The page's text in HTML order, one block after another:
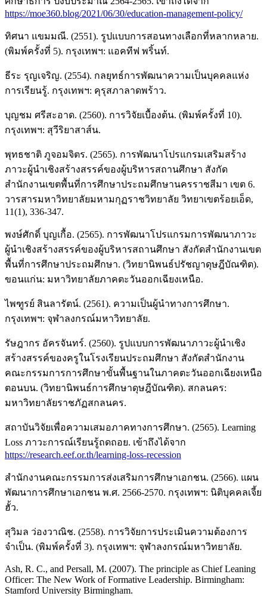
https://moe360.blog/2021/06/30/education-management-policy/
ทิศนา แขมมณี. (2551). รูปแบบการสอนทางเลือกที่หลากหลาย.
(พิมพ์ครั้งที่ 5). กรุงเทพฯ: แอคทีฟ พริ้นท์.
ธีระ รุญเจริญ. (2554). กลยุทธ์การพัฒนาความเป็นบุคคลแห่ง
การเรียนรู้. กรุงเทพฯ: คุรุสภาลาดพร้าว.
บุญชม ศรีสะอาด. (2560). การวิจัยเบื้องต้น. (พิมพ์ครั้งที่ 10).
กรุงเทพฯ: สุวีริยาสาส์น.
พุทธชาติ ภูจอมจิตร. (2565). การพัฒนาโปรแกรมเสริมสร้าง
ภาวะผู้นำเชิงสร้างสรรค์ของผู้บริหารสถานศึกษา สังกัด
สำนักงานเขตพื้นที่การศึกษาประถมศึกษานครราชสีมา เขต 6.
วารสารมหาวิทยาลัยมหามกุฏราชวิทยาลัย วิทยาเขตร้อยเอ็ด,
11(1), 336-347.
พงษ์ศักดิ์ บุญเกื้อ. (2565). การพัฒนาโปรแกรมการพัฒนาภาวะ
ผู้นำเชิงสร้างสรรค์ของผู้บริหารสถานศึกษา สังกัดสำนักงานเขต
พื้นที่การศึกษาประถมศึกษา. (วิทยานิพนธ์ปรัชญาดุษฎีบัณฑิต).
ขอนแก่น: มหาวิทยาลัยภาคตะวันออกเฉียงเหนือ.
ไพฑูรย์ สินลารัตน์. (2561). ความเป็นผู้นำทางการศึกษา.
กรุงเทพฯ: จุฬาลงกรณ์มหาวิทยาลัย.
รัษฎากร อัครจันทร์. (2560). รูปแบบการพัฒนาภาวะผู้นำเชิง
สร้างสรรค์ของครูในโรงเรียนประถมศึกษา สังกัดสำนักงาน
คณะกรรมการการศึกษาขั้นพื้นฐานในภาคตะวันออกเฉียงเหนือ
ตอนบน. (วิทยานิพนธ์การศึกษาดุษฎีบัณฑิต). สกลนคร:
มหาวิทยาลัยราชภัฏสกลนคร.
สถาบันวิจัยเพื่อความเสมอภาคทางการศึกษา. (2565). Learning
Loss ภาวะการณ์เรียนรู้ถดถอย. เข้าถึงได้จาก
https://research.eef.or.th/learning-loss-recession
สํานักงานคณะกรรมการส่งเสริมการศึกษาเอกชน. (2566). แผน
พัฒนาการศึกษาเอกชน พ.ศ. 2566-2570. กรุงเทพฯ: นิติบุคคลเจี้ย
ฮั้ว.
สุวิมล ว่องวาณิช. (2558). การวิจัยการประเมินความต้องการ
จำเป็น. (พิมพ์ครั้งที่ 3). กรุงเทพฯ: จุฬาลงกรณ์มหาวิทยาลัย.
Ash, R. C., and Persall, M. (2007). The principle as Chief Leaning
Officer: The New Work of Formative Leadership. Birmingham:
Stamford University Birmingham.